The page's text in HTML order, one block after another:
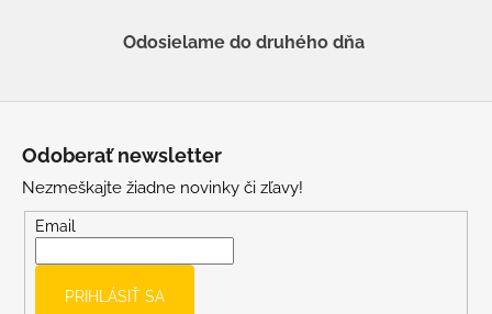
Odosielame do druhého dňa
Odoberať newsletter
Nezmeškajte žiadne novinky či zľavy!
Email
PRIHLÁSIŤ SA